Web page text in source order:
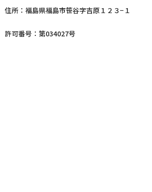
住所：福島県福島市笹谷字吉原１２３−１
許可番号：第034027号